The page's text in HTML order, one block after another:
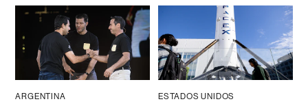
ARGENTINA ESTADOS UNIDOS